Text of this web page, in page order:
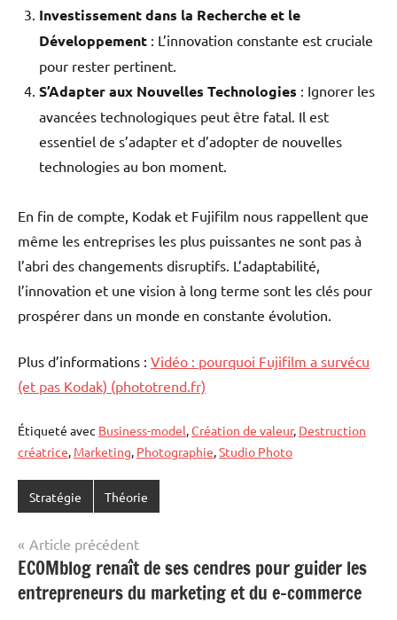
Investissement dans la Recherche et le
Développement : L’innovation constante est cruciale
pour rester pertinent.
S’Adapter aux Nouvelles Technologies : Ignorer les
avancées technologiques peut être fatal. Il est
essentiel de s’adapter et d’adopter de nouvelles
technologies au bon moment.
En fin de compte, Kodak et Fujifilm nous rappellent que
même les entreprises les plus puissantes ne sont pas à
l’abri des changements disruptifs. L’adaptabilité,
l’innovation et une vision à long terme sont les clés pour
prospérer dans un monde en constante évolution.
Plus d’informations : Vidéo : pourquoi Fujifilm a survécu
(et pas Kodak) (phototrend.fr)
Étiqueté avec Business-model,Création de valeur, Destruction
créatrice, Marketing, Photographie,Studio Photo
Stratégie Théorie
Navigation
de
l’article
Article précédent
ECOMblog renaît de ses cendres pour guider les
entrepreneurs du marketing et du e-commerce